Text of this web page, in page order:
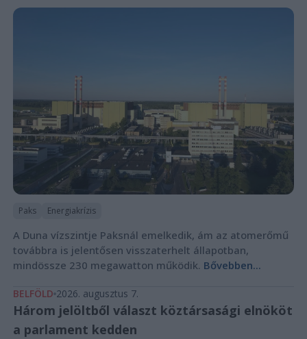
Paks Energiakrízis
A Duna vízszintje Paksnál emelkedik, ám az atomerőmű
továbbra is jelentősen visszaterhelt állapotban,
mindössze 230 megawatton működik. Bővebben...
BELFÖLD 2026. augusztus 7.
Három jelöltből választ köztársasági elnököt
a parlament kedden